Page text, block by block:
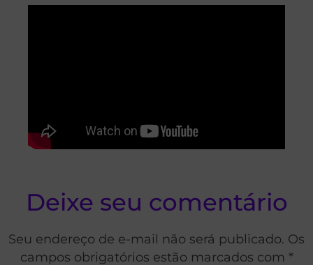
Deixe seu comentário
Seu endereço de e-mail não será publicado. Os
campos obrigatórios estão marcados com *